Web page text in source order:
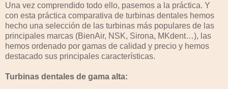
Una vez comprendido todo ello, pasemos a la práctica. Y
con esta práctica comparativa de turbinas dentales hemos
hecho una selección de las turbinas más populares de las
principales marcas (BienAir, NSK, Sirona, MKdent…), las
hemos ordenado por gamas de calidad y precio y hemos
destacado sus principales características.
Turbinas dentales de gama alta: